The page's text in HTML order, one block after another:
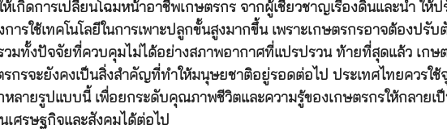
กิดการเปลี่ยนโฉมหน้าอาชีพเกษตรกร จากผู้เชี่ยวชาญเรื่องดินและน้ำ ให้ป
ารใช้เทคโนโลยีในการเพาะปลูกขั้นสูงมากขึ้น เพราะเกษตรกรอาจต้องปรับ
มทั้งปัจจัยที่ควบคุมไม่ได้อย่างสภาพอากาศที่แปรปรวน ท้ายที่สุดแล้ว เกษ
กรจะยังคงเป็นสิ่งสำคัญที่ทำให้มนุษยชาติอยู่รอดต่อไป ประเทศไทยควรใช้
หลายรูปแบบนี้ เพื่อยกระดับคุณภาพชีวิตและความรู้ของเกษตรกรให้กลายเ
ศรษฐกิจและสังคมได้ต่อไป